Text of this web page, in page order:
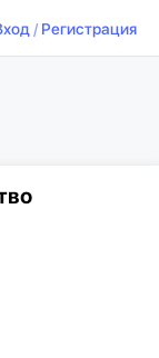
/ Регистрация